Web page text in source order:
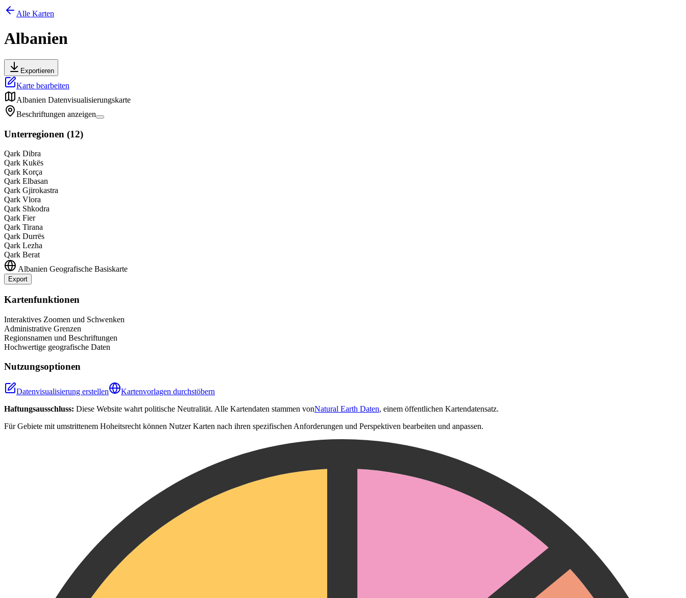
Alle Karten
Albanien
Exportieren
Karte bearbeiten
Albanien Datenvisualisierungskarte
Beschriftungen anzeigen
Unterregionen (12)
Qark Dibra
Qark Kukës
Qark Korça
Qark Elbasan
Qark Gjirokastra
Qark Vlora
Qark Shkodra
Qark Fier
Qark Tirana
Qark Durrës
Qark Lezha
Qark Berat
Albanien Geografische Basiskarte
Export
+
Kartenfunktionen
Interaktives Zoomen und Schwenken
Administrative Grenzen
Regionsnamen und Beschriftungen
Hochwertige geografische Daten
Nutzungsoptionen
Datenvisualisierung erstellen
Kartenvorlagen durchstöbern
Haftungsausschluss: Diese Website wahrt politische Neutralität. Alle Kartendaten stammen vonNatural Earth Daten, einem öffentlichen Kartendatensatz.
Für Gebiete mit umstrittenem Hoheitsrecht können Nutzer Karten nach ihren spezifischen Anforderungen und Perspektiven bearbeiten und anpassen.